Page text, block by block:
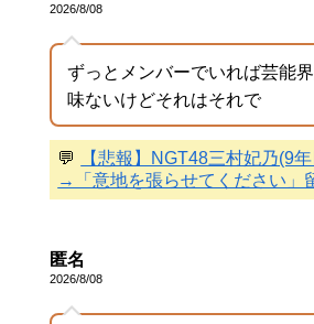
2026/8/08
ずっとメンバーでいれば芸能
味ないけどそれはそれで
💬
【悲報】NGT48三村妃乃(9
→「意地を張らせてください」
匿名
2026/8/08